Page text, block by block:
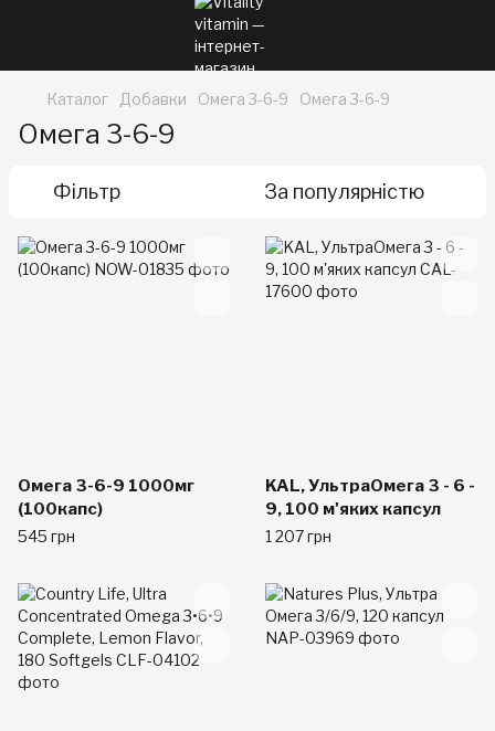
Каталог Добавки Омега 3-6-9 Омега 3-6-9
Омега 3-6-9
Фільтр За популярністю
Омега 3-6-9 1000мг
(100капс)
545 грн
KAL, УльтраОмега 3 - 6 -
9, 100 м'яких капсул
1 207 грн